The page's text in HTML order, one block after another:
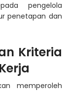
pengelola
penetapan dan
Kriteria
memperoleh